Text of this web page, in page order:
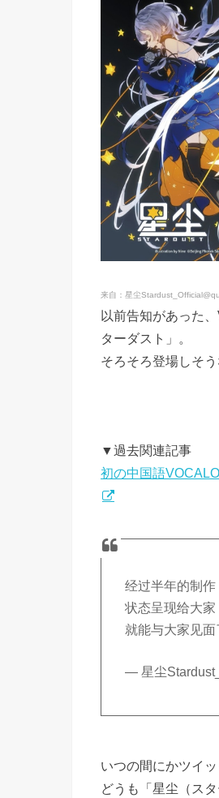
来自：星尘
以前告知があった
ターダスト」。
そろそろ登場しそ
▼過去関連記事
初の中国語
经过半年的制
状态呈现给大
就能与大家见
— 星尘
いつの間にかツイ
どうも「星尘（ス